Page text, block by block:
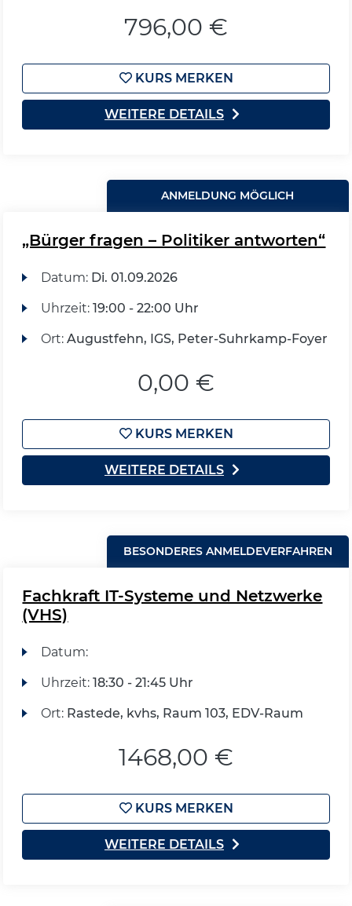
796,00 €
KURS MERKEN
WEITERE DETAILS
ANMELDUNG MÖGLICH
„Bürger fragen – Politiker antworten“
Datum: Di. 01.09.2026
Uhrzeit: 19:00 - 22:00 Uhr
Ort: Augustfehn, IGS, Peter-Suhrkamp-Foyer
0,00 €
KURS MERKEN
WEITERE DETAILS
BESONDERES ANMELDEVERFAHREN
Fachkraft IT-Systeme und Netzwerke
(VHS)
Datum:
Uhrzeit: 18:30 - 21:45 Uhr
Ort: Rastede, kvhs, Raum 103, EDV-Raum
1468,00 €
KURS MERKEN
WEITERE DETAILS